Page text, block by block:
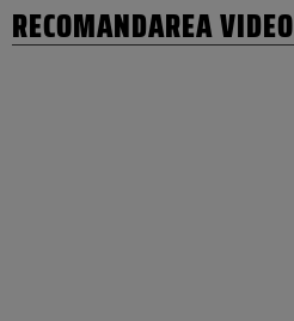
RECOMANDAREA VIDEO